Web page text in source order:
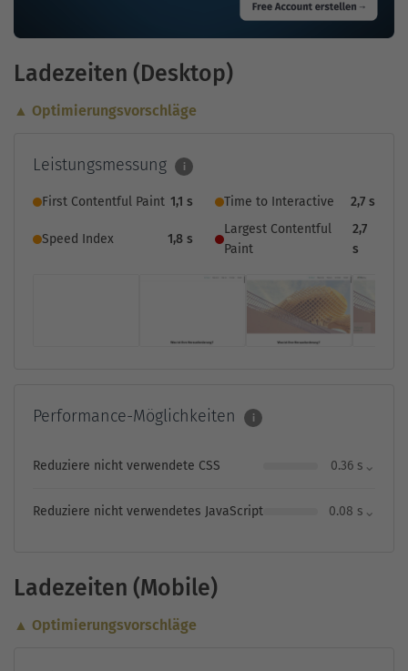
Ladezeiten (Desktop)
▲ Optimierungsvorschläge
Leistungsmessung i
First Contentful Paint 1,1 s Time to Interactive 2,7 s
Speed Index 1,8 s
Largest Contentful
Paint
2,7
s
Performance-Möglichkeiten i
Reduziere nicht verwendete CSS 0.36 s ⌄
Reduziere nicht verwendetes JavaScript 0.08 s ⌄
Ladezeiten (Mobile)
▲ Optimierungsvorschläge